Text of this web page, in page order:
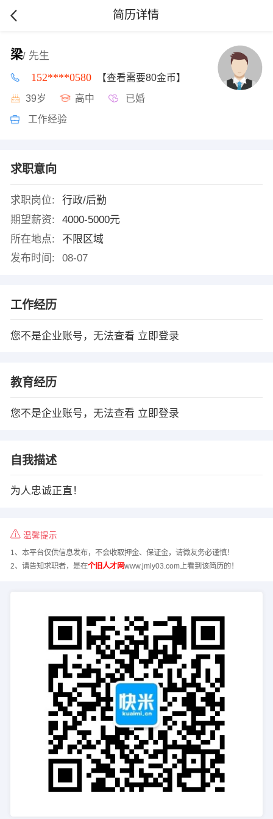
简历详情
梁/ 先生
152****0580 【查看需要80金币】
39岁 高中 已婚
工作经验
求职意向
求职岗位:
行政/后勤
期望薪资:
4000-5000元
所在地点:
不限区域
发布时间:
08-07
工作经历
您不是企业账号，无法查看 立即登录
教育经历
您不是企业账号，无法查看 立即登录
自我描述
为人忠诚正直！
温馨提示
1、本平台仅供信息发布，不会收取押金、保证金，请微友务必谨慎！
2、请告知求职者，是在个旧人才网www.jmly03.com上看到该简历的！